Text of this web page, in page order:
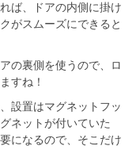
ば、ドアの内側に掛け
がスムーズにできると
の裏側を使うので、ロ
すね！
設置はマグネットフッ
ネットが付いていた
になるので、そこだけ